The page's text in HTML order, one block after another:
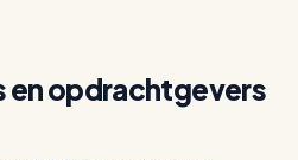
en opdrachtgevers